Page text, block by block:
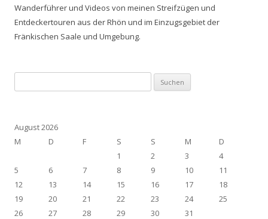
Wanderführer und Videos von meinen Streifzügen und
Entdeckertouren aus der Rhön und im Einzugsgebiet der
Fränkischen Saale und Umgebung.
nach:
August 2026
M
D F S S M
D
1
2 3
4
5
6 7 8 9 10
11
12
13 14 15 16 17
18
19
20 21 22 23 24
25
26
27 28 29 30
31